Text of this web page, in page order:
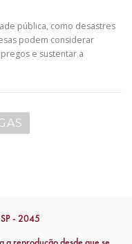
pública, como desastres
podem considerar
e sustentar a
- 2045